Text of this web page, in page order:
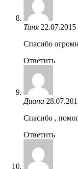
Таня
Спасибо
Ответить
Диана
Спасибо ,
Ответить